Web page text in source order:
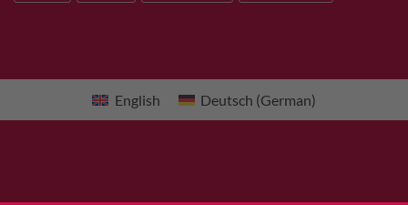
English Deutsch (German)